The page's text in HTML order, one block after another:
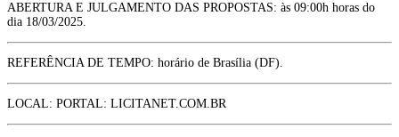
ABERTURA E JULGAMENTO DAS PROPOSTAS: às 09:00h horas do
dia 18/03/2025.
REFERÊNCIA DE TEMPO: horário de Brasília (DF).
LOCAL: PORTAL: LICITANET.COM.BR